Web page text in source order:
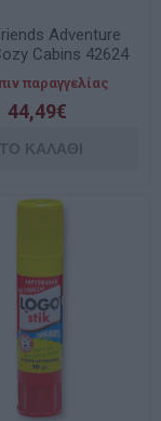
Adventure
Cabins 42624
παραγγελίας
44,49€